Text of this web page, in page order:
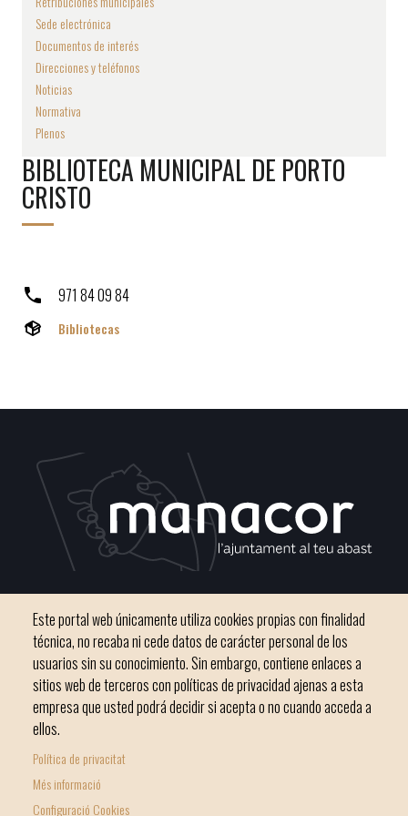
Sede electrónica
Documentos de interés
Direcciones y teléfonos
Noticias
Normativa
Plenos
BIBLIOTECA MUNICIPAL DE PORTO
CRISTO
971 84 09 84
Bibliotecas
Footer
menu
Teléfono 971 84 91 00 - CIF: P0703300D
Este portal web únicamente utiliza cookies propias con finalidad
técnica, no recaba ni cede datos de carácter personal de los
usuarios sin su conocimiento. Sin embargo, contiene enlaces a
sitios web de terceros con políticas de privacidad ajenas a esta
empresa que usted podrá decidir si acepta o no cuando acceda a
ellos.
Política de privacitat
Més informació
Configuració Cookies